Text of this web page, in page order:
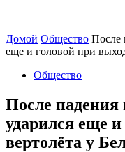
Домой Общество После
еще и головой при
Общество
После падения
ударился еще
вертолёта у